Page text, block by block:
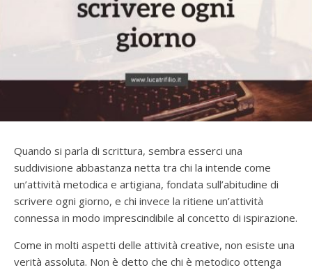
Quando si parla di scrittura, sembra esserci una
suddivisione abbastanza netta tra chi la intende come
un’attività metodica e artigiana, fondata sull’abitudine di
scrivere ogni giorno, e chi invece la ritiene un’attività
connessa in modo imprescindibile al concetto di ispirazione.
Come in molti aspetti delle attività creative, non esiste una
verità assoluta. Non è detto che chi è metodico ottenga